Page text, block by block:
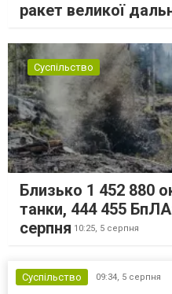
ракет великої
Суспільство
Близько 1 452 880
танки, 444 455
серпня 10:25, 5 серпня
Суспільство 09:34, 5 серпня